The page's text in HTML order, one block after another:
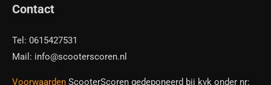
Contact
Tel: 0615427531
Mail: info@scooterscoren.nl
Voorwaarden ScooterScoren gedeponeerd bij kvk onder nr: